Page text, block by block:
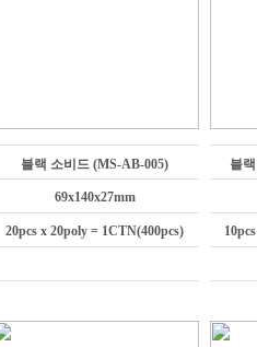
블랙 소비드 (MS-AB-005)
69x140x27mm
20pcs x 20poly = 1CTN(400pcs)
블